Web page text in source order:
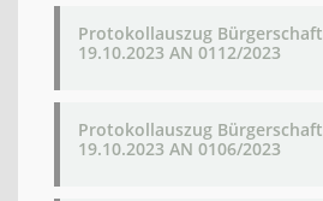
Protokollauszug Bürgerschaft
19.10.2023 AN 0112/2023
Protokollauszug Bürgerschaft
19.10.2023 AN 0106/2023